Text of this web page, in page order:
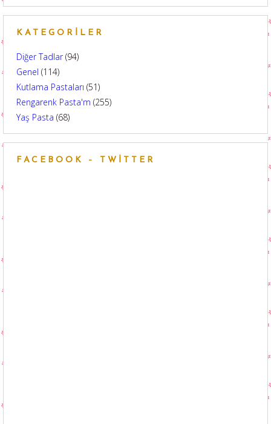
KATEGORILER
Diğer Tadlar(94)
Genel (114)
Kutlama Pastaları (51)
Rengarenk Pasta'm (255)
Yaş Pasta (68)
FACEBOOK – TWITTER